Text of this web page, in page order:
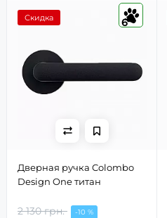
6
Скидка
Дверная ручка Colombo
Design One титан
2 130 грн. -10 %